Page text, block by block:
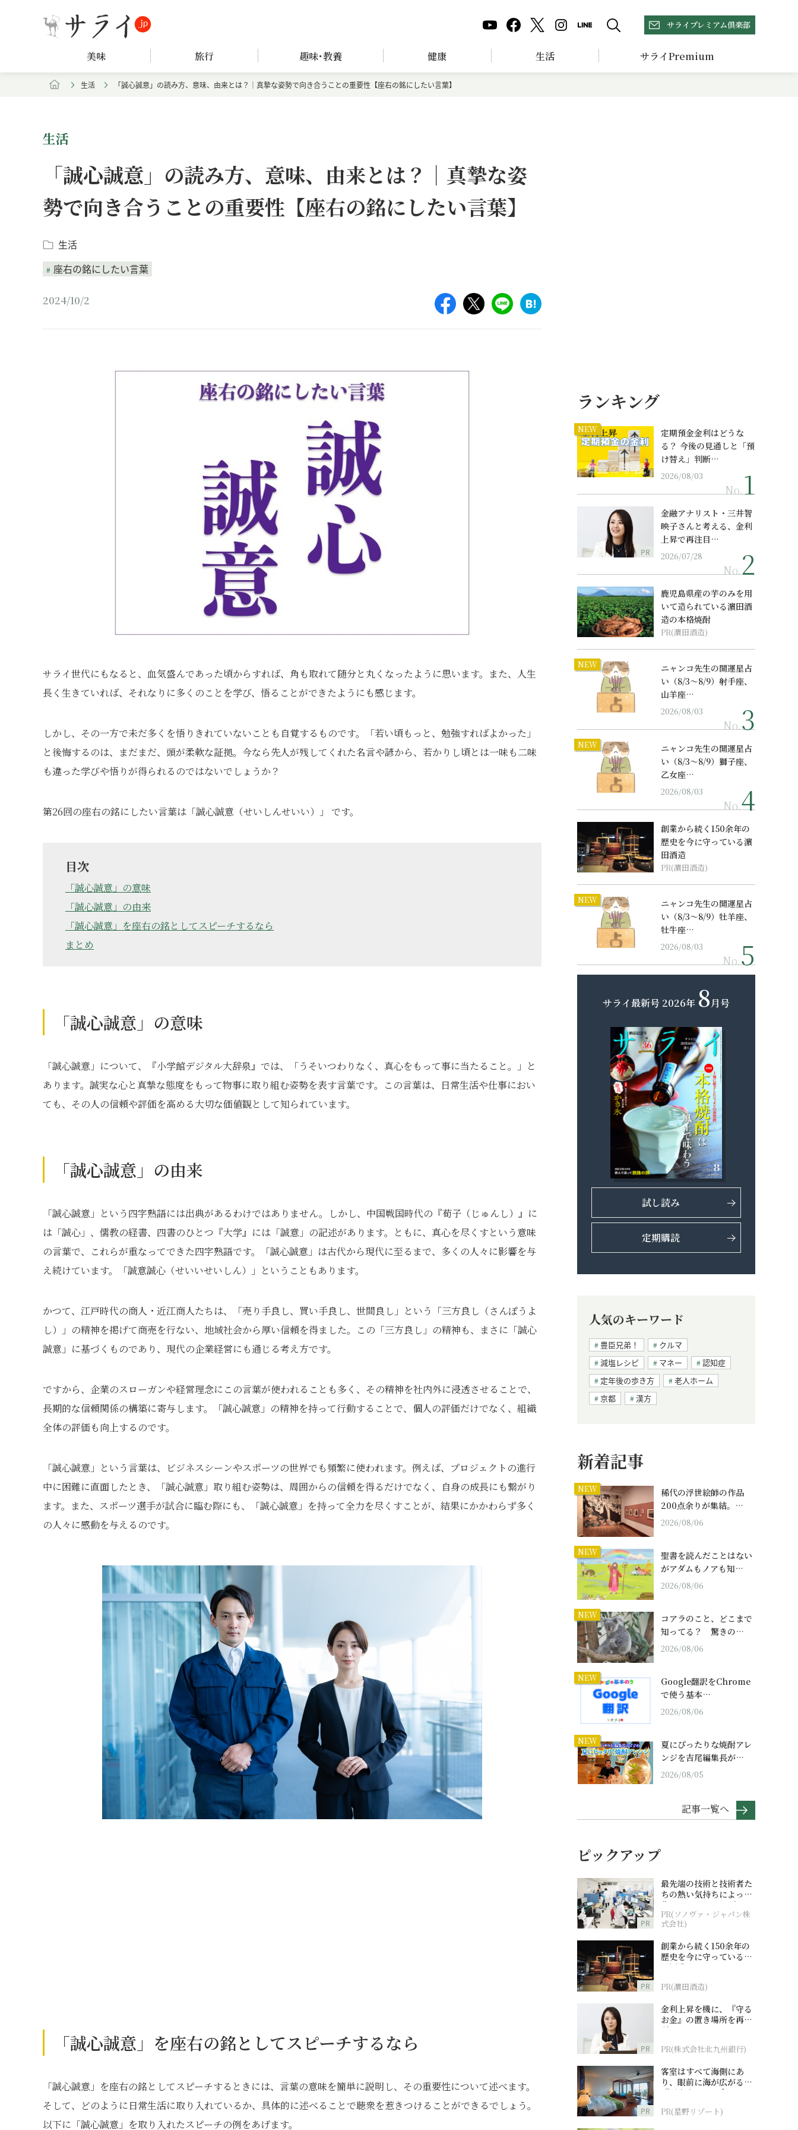
サライプレミアム倶楽部
美味 旅行 趣味･教養 健康 生活 サライPremium
生活 「誠心誠意」の読み方、意味、由来とは？｜真摯な姿勢で向き合うことの重要性【座右の銘にしたい言葉】
生活
「誠心誠意」の読み方、意味、由来とは？｜真摯な姿
勢で向き合うことの重要性【座右の銘にしたい言葉】
生活
座右の銘にしたい言葉
2024/10/2
サライ世代にもなると、血気盛んであった頃からすれば、角も取れて随分と丸くなったように思います。また、人生
長く生きていれば、それなりに多くのことを学び、悟ることができたようにも感じます。
しかし、その一方で未だ多くを悟りきれていないことも自覚するものです。「若い頃もっと、勉強すればよかった」
と後悔するのは、まだまだ、頭が柔軟な証拠。今なら先人が残してくれた名言や諺から、若かりし頃とは一味も二味
も違った学びや悟りが得られるのではないでしょうか？
第26回の座右の銘にしたい言葉は「誠心誠意（せいしんせいい）」 です。
目次
「誠心誠意」の意味
「誠心誠意」の由来
「誠心誠意」を座右の銘としてスピーチするなら
まとめ
「誠心誠意」の意味
「誠心誠意」について、『⼩学館デジタル⼤辞泉』では、「うそいつわりなく、真心をもって事に当たること。」と
あります。誠実な心と真摯な態度をもって物事に取り組む姿勢を表す言葉です。この言葉は、日常生活や仕事におい
ても、その人の信頼や評価を高める大切な価値観として知られています。
「誠心誠意」の由来
「誠心誠意」という四字熟語には出典があるわけではありません。しかし、中国戦国時代の『荀子（じゅんし）』に
は「誠心」、儒教の経書、四書のひとつ『大学』には「誠意」の記述があります。ともに、真心を尽くすという意味
の言葉で、これらが重なってできた四字熟語です。「誠心誠意」は古代から現代に至るまで、多くの人々に影響を与
え続けています。「誠意誠心（せいいせいしん）」ということもあります。
かつて、江戸時代の商人・近江商人たちは、「売り手良し、買い手良し、世間良し」という「三方良し（さんぽうよ
し）」の精神を掲げて商売を行ない、地域社会から厚い信頼を得ました。この「三方良し」の精神も、まさに「誠心
誠意」に基づくものであり、現代の企業経営にも通じる考え方です。
ですから、企業のスローガンや経営理念にこの言葉が使われることも多く、その精神を社内外に浸透させることで、
長期的な信頼関係の構築に寄与します。「誠心誠意」の精神を持って行動することで、個人の評価だけでなく、組織
全体の評価も向上するのです。
「誠心誠意」という言葉は、ビジネスシーンやスポーツの世界でも頻繁に使われます。例えば、プロジェクトの進行
中に困難に直面したとき、「誠心誠意」取り組む姿勢は、周囲からの信頼を得るだけでなく、自身の成長にも繋がり
ます。また、スポーツ選手が試合に臨む際にも、「誠心誠意」を持って全力を尽くすことが、結果にかかわらず多く
の人々に感動を与えるのです。
「誠心誠意」を座右の銘としてスピーチするなら
「誠心誠意」を座右の銘としてスピーチするときには、言葉の意味を簡単に説明し、その重要性について述べます。
そして、どのように日常生活に取り入れているか、具体的に述べることで聴衆を惹きつけることができるでしょう。
以下に「誠心誠意」を取り入れたスピーチの例をあげます。
ランキング
NEW
定期預金金利はどうな
る？ 今後の見通しと「預
け替え」判断…
2026/08/03
No.
PR
金融アナリスト・三井智
映子さんと考える、金利
上昇で再注目…
2026/07/28
No.
鹿児島県産の芋のみを用
いて造られている濵田酒
造の本格焼酎
PR(濵田酒造)
NEW
ニャンコ先生の開運星占
い（8/3～8/9）射手座、
山羊座…
2026/08/03
No.
NEW
ニャンコ先生の開運星占
い（8/3～8/9）獅子座、
乙女座…
2026/08/03
No.
創業から続く150余年の
歴史を今に守っている濵
田酒造
PR(濵田酒造)
NEW
ニャンコ先生の開運星占
い（8/3～8/9）牡羊座、
牡牛座…
2026/08/03
No.
サライ最新号 2026年 8月号
試し読み
定期購読
人気のキーワード
豊臣兄弟！
クルマ
減塩レシピ
マネー
認知症
定年後の歩き方
老人ホーム
京都
漢方
新着記事
NEW
稀代の浮世絵師の作品
200点余りが集結。…
2026/08/06
NEW
聖書を読んだことはない
がアダムもノアも知…
2026/08/06
NEW
コアラのこと、どこまで
知ってる？ 驚きの…
2026/08/06
NEW
Google翻訳をChrome
で使う基本…
2026/08/06
NEW
夏にぴったりな焼酎アレ
ンジを吉尾編集長が…
2026/08/05
記事一覧へ
ピックアップ
PR
最先端の技術と技術者た
ちの熱い気持ちによって
作られているオーダーメ
イド補聴器
PR(ソノヴァ・ジャパン株
式会社)
PR
創業から続く150余年の
歴史を今に守っている濵
田酒造
PR(濵田酒造)
PR
金利上昇を機に、『守る
お金』の置き場所を再検
討
PR(株式会社北九州銀行)
PR
客室はすべて海側にあ
り、眼前に海が広がる
『西表島ホテル by 星野
PR(星野リゾート)